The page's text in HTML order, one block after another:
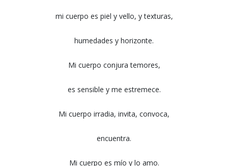
mi cuerpo es piel y vello, y texturas,
humedades y horizonte.
Mi cuerpo conjura temores,
es sensible y me estremece.
Mi cuerpo irradia, invita, convoca,
encuentra.
Mi cuerpo es mío y lo amo.